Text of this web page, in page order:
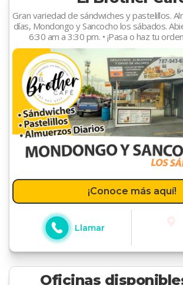
Gran variedad de sándwiches y pastelillos.
días, Mondongo y Sancocho los sábados.
6:30 am a 3:30 pm. • ¡Pasa o haz tu
¡Conoce más aquí!
Llamar
Oficinas